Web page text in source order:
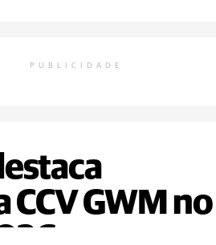
PUBLICIDADE
GWM no